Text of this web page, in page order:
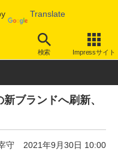
Translate
検索 Impressサイト
固定回線
ブランドへ刷新、
守 2021年9月30日 10:00